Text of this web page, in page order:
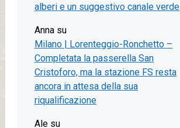
alberi e un suggestivo canale verde
Anna su
Milano | Lorenteggio-Ronchetto –
Completata la passerella San
Cristoforo, ma la stazione FS resta
ancora in attesa della sua
riqualificazione
Ale su